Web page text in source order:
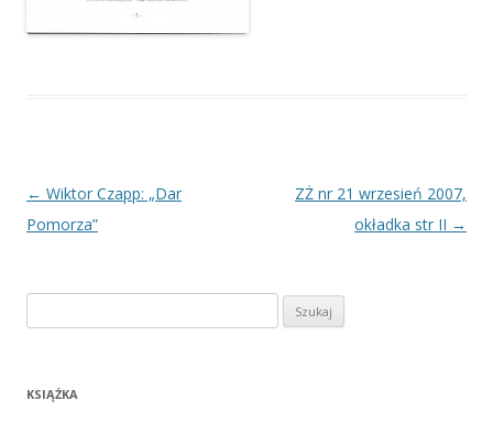
Nawigacja
wpisu
← Wiktor Czapp: „Dar
Pomorza”
ZŻ nr 21 wrzesień 2007,
okładka str II →
KSIĄŻKA